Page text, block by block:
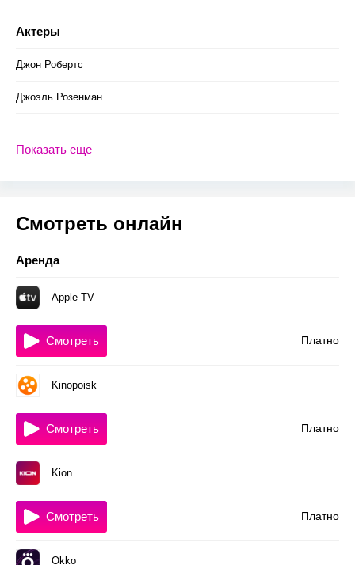
Актеры
Джон Робертс
Джоэль Розенман
Показать еще
Смотреть онлайн
Аренда
Apple TV
Платно
Смотреть
Kinopoisk
Платно
Смотреть
Kion
Платно
Смотреть
Okko